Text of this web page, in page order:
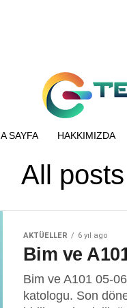
SAYFA HAKKIMIZDA
All
AKTÜELLER 6 yıl ago
Bim ve
Bim ve A101 05-
katologu. Son